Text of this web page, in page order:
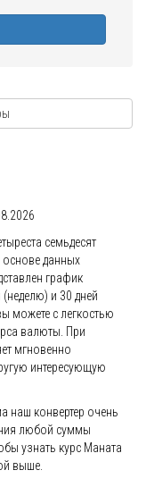
семьдесят
данных
график
(неделю) и 30 дней
можете с легкостью
валюты. При
мгновенно
интересующую
наш конвертер очень
любой суммы
узнать курс Маната
выше.